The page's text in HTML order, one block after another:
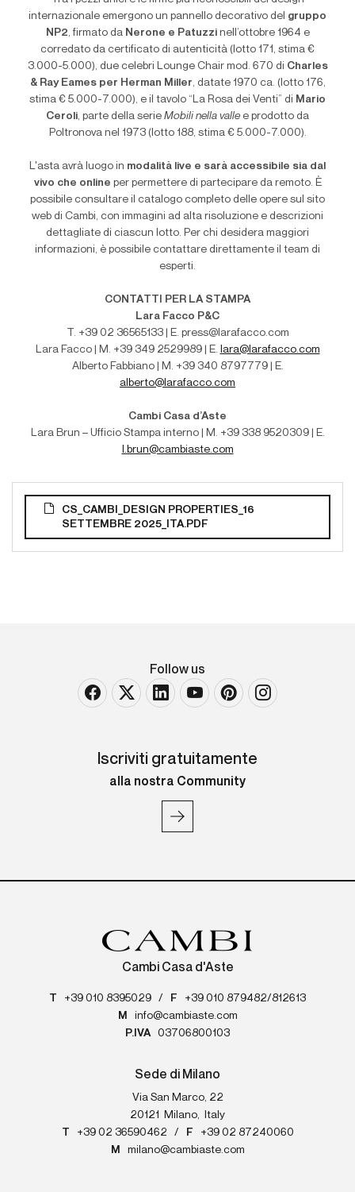
CS_CAMBI_DESIGN PROPERTIES_16
SETTEMBRE 2025_ITA.PDF
internazionale emergono un pannello decorativo del gruppo
NP2, firmato da Nerone e Patuzzinell’ottobre 1964 e
corredato da certificato di autenticità (lotto 171, stima €
3.000-5.000), due celebri Lounge Chair mod. 670 di Charles
& Ray Eames per Herman Miller, datate 1970 ca. (lotto 176,
stima € 5.000-7.000), e il tavolo “La Rosa dei Venti” di Mario
Ceroli, parte della serie Mobili nella vallee prodotto da
Poltronova nel 1973 (lotto 188, stima € 5.000-7.000).
L'asta avrà luogo in modalità live e sarà accessibile sia dal
vivo che online per permettere di partecipare da remoto. È
possibile consultare il catalogo completo delle opere sul sito
web di Cambi, con immagini ad alta risoluzione e descrizioni
dettagliate di ciascun lotto. Per chi desidera maggiori
informazioni, è possibile contattare direttamente il team di
esperti.
CONTATTI PER LA STAMPA
Lara Facco P&C
T. +39 02 36565133 | E. press@larafacco.com
Lara Facco | M. +39 349 2529989 | E. lara@larafacco.com
Alberto Fabbiano | M. +39 340 8797779 | E.
alberto@larafacco.com
Cambi Casa d’Aste
Lara Brun – Ufficio Stampa interno | M . +39 338 9520309 | E.
l.brun@cambiaste.com
Follow us
Iscriviti gratuitamente
alla nostra Community
Cambi Casa d'Aste
T +39 010 8395029 / F
+39 010 879482/812613
M
info@cambiaste.com
P.IVA
03706800103
Sede di Milano
Via San Marco, 22
20121
Milano,
Italy
T
+39 02 36590462 / F
+39 02 87240060
M
milano@cambiaste.com